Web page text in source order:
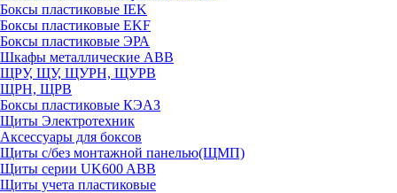
Боксы пластиковые IEK
Боксы пластиковые EKF
Боксы пластиковые ЭРА
Шкафы металлические ABB
ЩРУ, ЩУ, ЩУРН, ЩУРВ
ЩРН, ЩРВ
Боксы пластиковые КЭАЗ
Щиты Электротехник
Аксессуары для боксов
Щиты с/без монтажной панелью(ЩМП)
Щиты серии UK600 ABB
Щиты учета пластиковые